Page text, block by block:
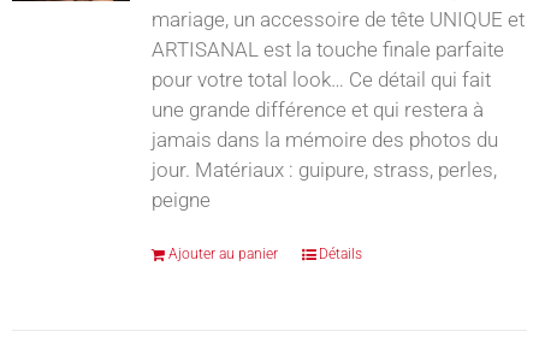
mariage, un accessoire de tête UNIQUE et
ARTISANAL est la touche finale parfaite
pour votre total look… Ce détail qui fait
une grande différence et qui restera à
jamais dans la mémoire des photos du
jour. Matériaux : guipure, strass, perles,
peigne
Ajouter au panier Détails